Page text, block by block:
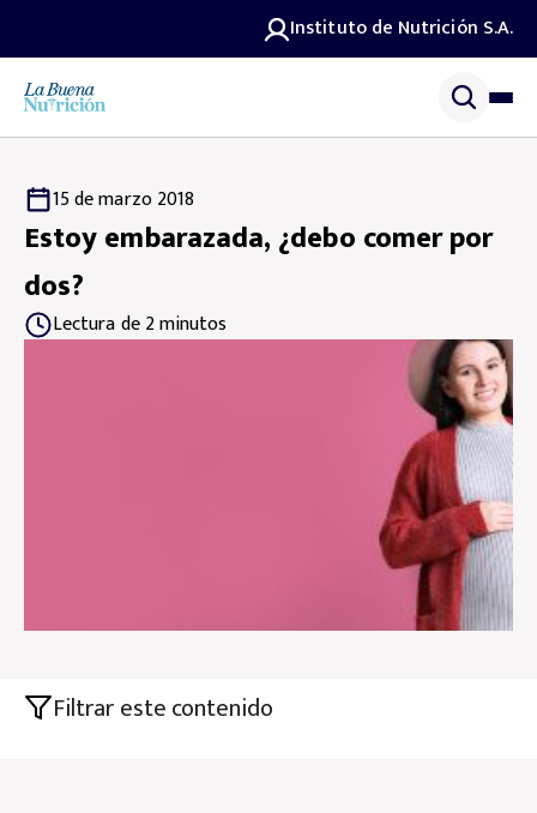
Instituto de Nutrición S.A.
15 de marzo 2018
Estoy embarazada, ¿debo comer por
dos?
Lectura de 2 minutos
Filtrar este contenido